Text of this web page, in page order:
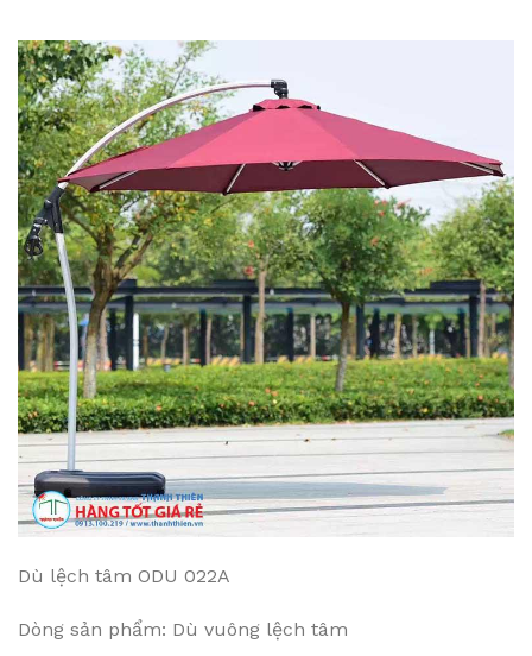
Dù lệch tâm ODU 022A
Dòng sản phẩm: Dù vuông lệch tâm